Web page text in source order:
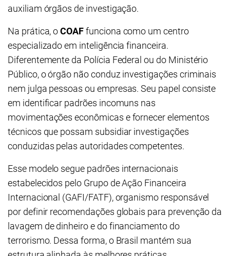
auxiliam órgãos de investigação.
Na prática, oCOAFfunciona como um centro
especializado em inteligência financeira.
Diferentemente da Polícia Federal ou do Ministério
Público, o órgão não conduz investigações criminais
nem julga pessoas ou empresas. Seu papel consiste
em identificar padrões incomuns nas
movimentações econômicas e fornecer elementos
técnicos que possam subsidiar investigações
conduzidas pelas autoridades competentes.
Esse modelo segue padrões internacionais
estabelecidos pelo Grupo de Ação Financeira
Internacional (GAFI/FATF), organismo responsável
por definir recomendações globais para prevenção da
lavagem de dinheiro e do financiamento do
terrorismo. Dessa forma, o Brasil mantém sua